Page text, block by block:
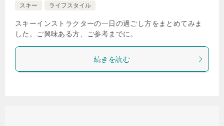
スキー
ライフスタイル
スキーインストラクターの一日の過ごし方をまとめてみま
した。ご興味ある方、ご参考までに。
続きを読む